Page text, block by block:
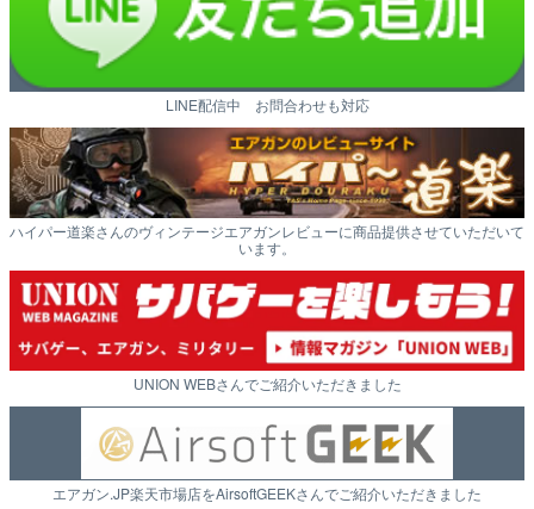
LINE配信中 お問合わせも対応
ハイパー道楽さんのヴィンテージエアガンレビューに商品提供させていただいて
います。
UNION WEBさんでご紹介いただきました
エアガン.JP楽天市場店をAirsoftGEEKさんでご紹介いただきました